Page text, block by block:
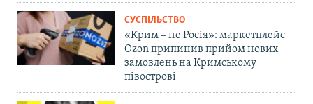
СУСПІЛЬСТВО
«Крим – не Росія»: маркетплейс
Ozon припинив прийом нових
замовлень на Кримському
півострові